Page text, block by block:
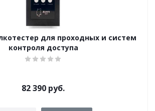
для проходных и систем
контроля доступа
82 390 руб.